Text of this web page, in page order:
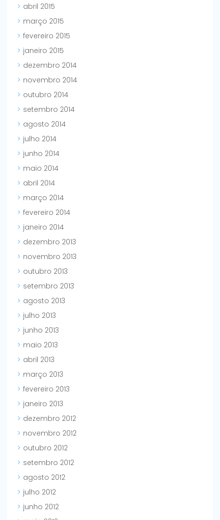
abril 2015
março 2015
fevereiro 2015
janeiro 2015
dezembro 2014
novembro 2014
outubro 2014
setembro 2014
agosto 2014
julho 2014
junho 2014
maio 2014
abril 2014
março 2014
fevereiro 2014
janeiro 2014
dezembro 2013
novembro 2013
outubro 2013
setembro 2013
agosto 2013
julho 2013
junho 2013
maio 2013
abril 2013
março 2013
fevereiro 2013
janeiro 2013
dezembro 2012
novembro 2012
outubro 2012
setembro 2012
agosto 2012
julho 2012
junho 2012